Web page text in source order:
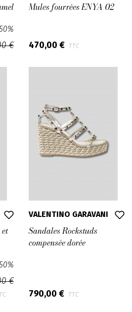
€
Mules fourrées ENYA 02
470,00 € TTC
€
VALENTINO GARAVANI
Sandales Rockstuds
compensée dorée
790,00 € TTC